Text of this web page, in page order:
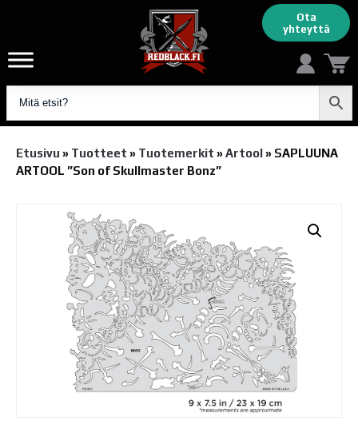
Ota
yhteyttä
Etusivu » Tuotteet » Tuotemerkit » Artool» SAPLUUNA
ARTOOL ”Son of Skullmaster Bonz”